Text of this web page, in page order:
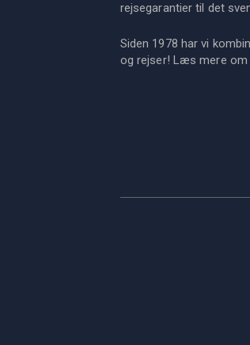
rejsegarantier til det
Siden 1978 har vi
og rejser! Læs mere